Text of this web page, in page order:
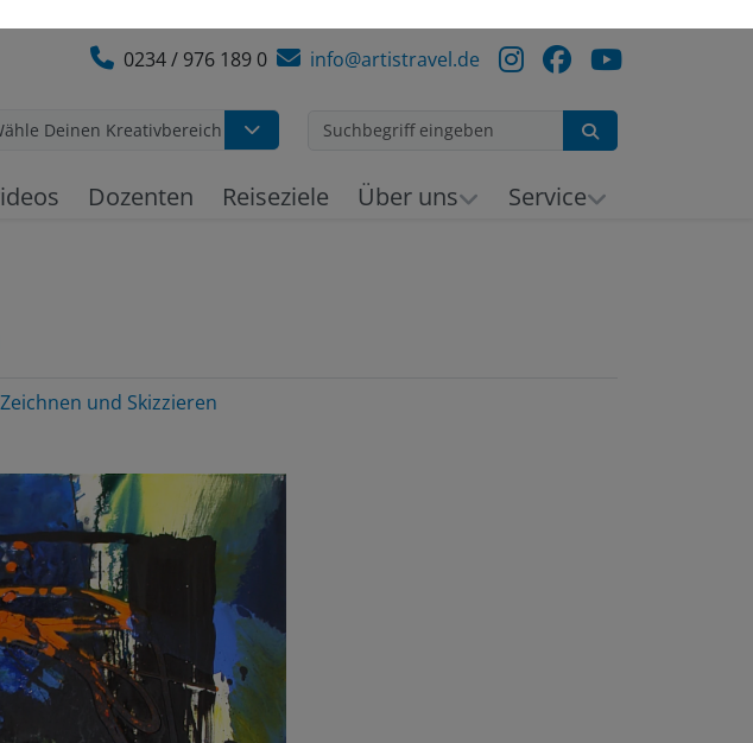
0234 / 976 189 0 info@artistravel.de
Zeichnen und Skizzieren